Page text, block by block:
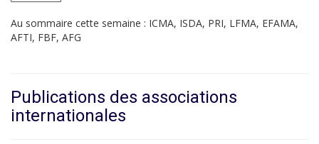
Au sommaire cette semaine : ICMA, ISDA, PRI, LFMA, EFAMA,
AFTI, FBF, AFG
Publications des associations
internationales